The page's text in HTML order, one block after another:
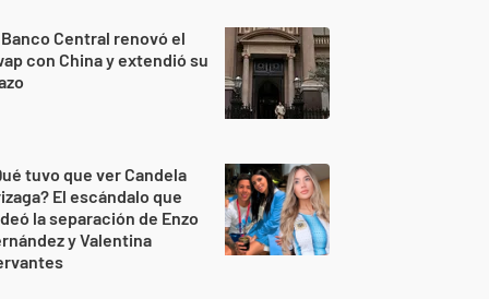
Banco Central renovó el
con China y extendió su
tuvo que ver Candela
El escándalo que
la separación de Enzo
y Valentina